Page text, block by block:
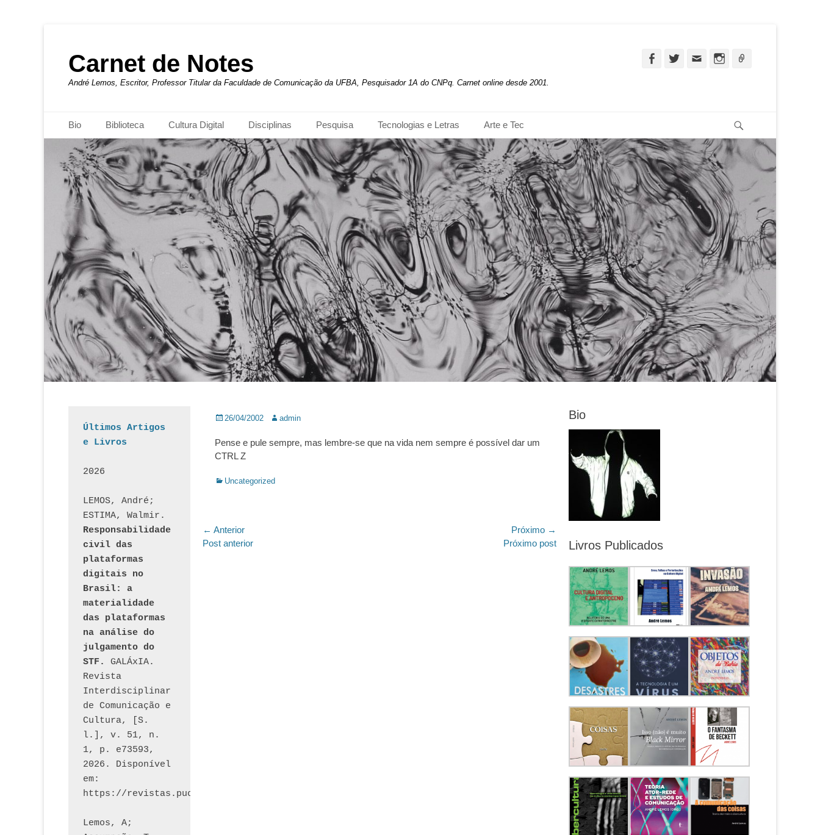
Carnet de Notes
André Lemos, Escritor, Professor Titular da Faculdade de Comunicação da UFBA, Pesquisador 1A do CNPq. Carnet online desde 2001.
FacebookTwitterEmail Instagram
Menu principal
para
conteúdo
Bio Biblioteca Cultura Digital Disciplinas Pesquisa Tecnologias e Letras Arte e Tec
Posted
26/04/2002 Autor:
admin
Pense e pule sempre, mas lembre-se que na vida nem sempre é possível dar um
CTRL Z
Categorias:
Uncategorized
Navegação
de
← Anterior
Post
Post anterior
Próximo →
Próximo post
Bio
Livros Publicados
Últimos Artigos
e Livros
2026
LEMOS, André;
Responsabilidade
civil das
plataformas
digitais no
Brasil: a
materialidade
das plataformas
na análise do
julgamento do
STF.
GALÁxIA.
Revista
Interdisciplinar
de Comunicação e
Cultura, [S.
l.], v. 51, n.
1, p. e73593,
2026. Disponível
em:
Lemos, A;